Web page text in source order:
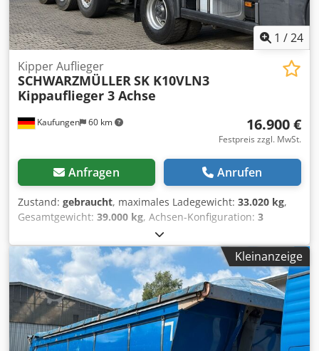
1 /24
Kaufungen 60 km
Kipper Auflieger
SCHWARZMÜLLERSK K10VLN3
Kippauflieger 3 Achse
16.900 €
Festpreis zzgl. MwSt.
Anfragen Anrufen
Zustand: gebraucht, maximales Ladegewicht: 33.020 kg,
Gesamtgewicht: 39.000 kg, Achsen-Konfiguration: 3
08/2018
08/2028, Baujahr:2018, Interne Fahrzeugnr.: G400179 Ab
sofort zur Verfügung auf unserem Hof in Kaufungen Mehr
INFO unter: * Golec Nutzfahrzeuge GmbH (Deutsch,
English, Bulgarisch, Russisch) * Viktoria Sologubova
(Polnisch, Russisch, Ukrainisch, English) Irrtümer
vorbehalten Gerne nehmen wir Ihr gebrauchtes Fahrzeug
in Zahlung. Crjdpfx Aajzr Ay Ietef Finanzierung direkt bei
Kleinanzeige